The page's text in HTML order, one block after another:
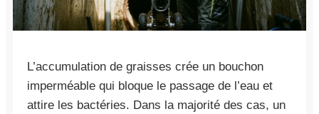
L’accumulation de graisses crée un bouchon
imperméable qui bloque le passage de l’eau et
attire les bactéries. Dans la majorité des cas, un